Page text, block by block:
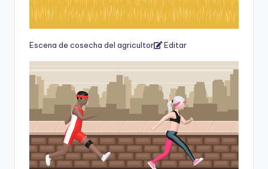
Escena de cosecha del agricultor Editar